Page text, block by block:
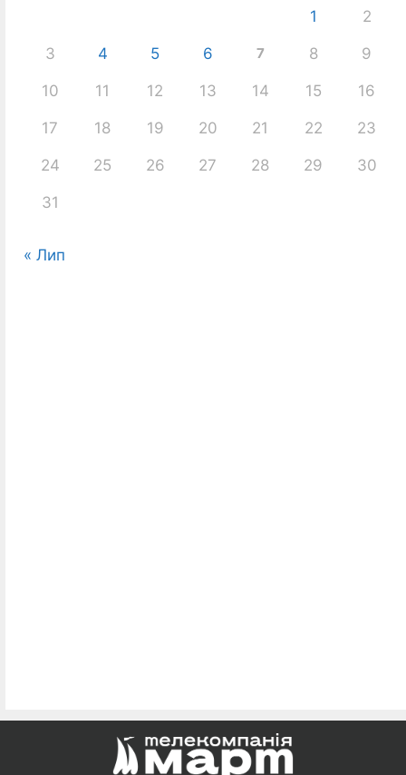
1 2
3 4 5 6 7 8 9
10 11 12 13 14 15 16
17 18 19 20 21 22 23
24 25 26 27 28 29 30
31
« Лип